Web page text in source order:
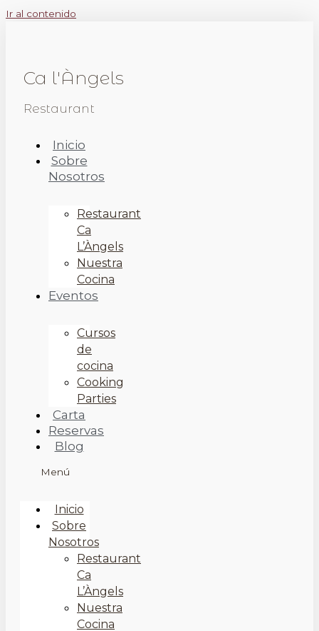
Ir al contenido
Ca l'Àngels
Restaurant
Inicio
Sobre
Nosotros
Restaurant
Ca
L’Àngels
Nuestra
Cocina
Eventos
Cursos
de
cocina
Cooking
Parties
Carta
Reservas
Blog
Menú
Inicio
Sobre
Nosotros
Restaurant
Ca
L’Àngels
Nuestra
Cocina